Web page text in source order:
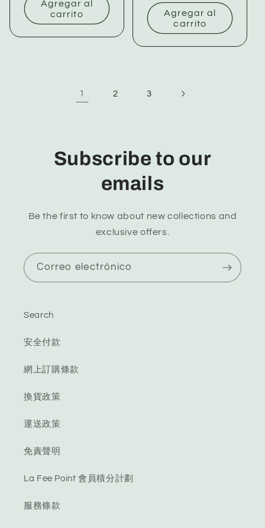
Agregar al
carrito
Agregar al
carrito
1 2 3
Subscribe to our
emails
Be the first to know about new collections and
exclusive offers.
Correo electrónico
Search
安全付款
網上訂購條款
換貨政策
運送政策
免責聲明
La Fee Point 會員積分計劃
服務條款